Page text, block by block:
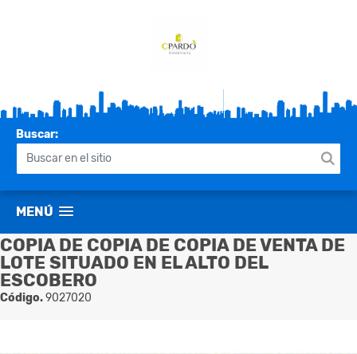
Buscar:
MENÚ
COPIA DE COPIA DE COPIA DE VENTA DE
LOTE SITUADO EN EL ALTO DEL
ESCOBERO
Código.9027020